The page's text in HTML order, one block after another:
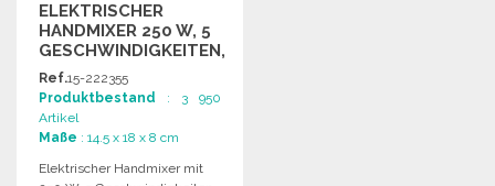
ELEKTRISCHER
HANDMIXER 250 W, 5
GESCHWINDIGKEITEN,
18 CM ZU
GROSSHANDELSPREISEN
Ref.15-222355
Produktbestand : 3 950
Artikel
Maße : 14.5 x 18 x 8 cm
Elektrischer Handmixer mit